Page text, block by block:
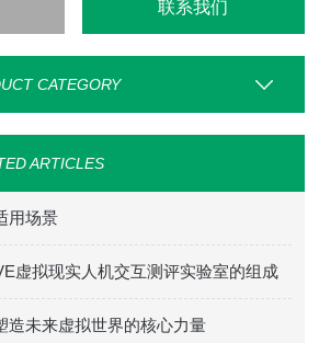
联系我们
CATEGORY
ARTICLES
用场景
虚拟现实人机交互测评实验室的组成
造未来虚拟世界的核心力量